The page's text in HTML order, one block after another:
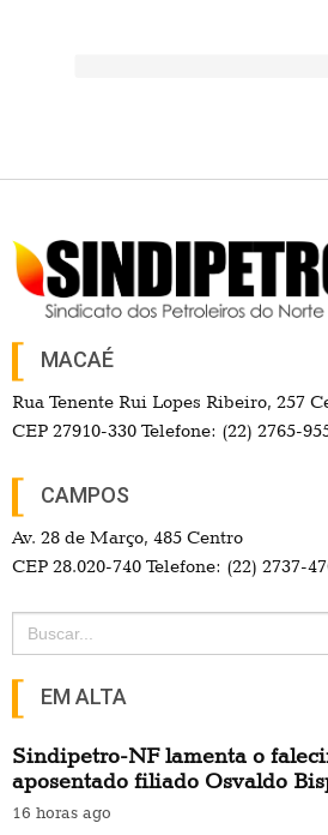
MACAÉ
Rua Tenente Rui Lopes Ribeiro, 257
CEP 27910-330 Telefone: (22) 2765-
CAMPOS
Av. 28 de Março, 485 Centro
CEP 28.020-740 Telefone: (22) 2737-
Search
for:
EM ALTA
Sindipetro-NF lamenta o
aposentado filiado Osvaldo
16 horas ago